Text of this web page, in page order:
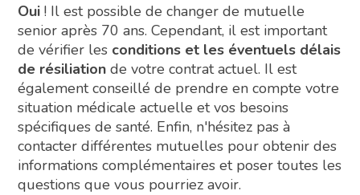
Oui ! Il est possible de changer de mutuelle
senior après 70 ans. Cependant, il est important
de vérifier les conditions et les éventuels délais
de résiliation de votre contrat actuel. Il est
également conseillé de prendre en compte votre
situation médicale actuelle et vos besoins
spécifiques de santé. Enfin, n'hésitez pas à
contacter différentes mutuelles pour obtenir des
informations complémentaires et poser toutes les
questions que vous pourriez avoir.